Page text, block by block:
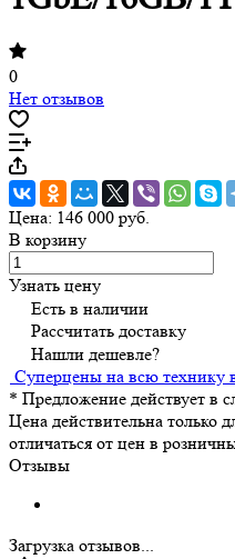
0
Нет отзывов
Цена: 146 000 руб.
В корзину
Узнать цену
Есть в наличии
Рассчитать доставку
Нашли дешевле?
Суперцены на всю технику
* Предложение действует в
Цена действительна только
отличаться от цен в
Отзывы
Загрузка отзывов...